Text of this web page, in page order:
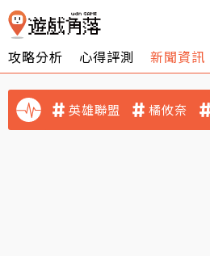
攻略分析 心得評測 新聞資訊
英雄聯盟 橘攸奈